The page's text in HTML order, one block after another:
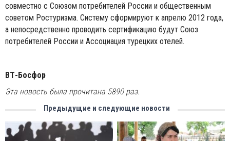
совместно с Союзом потребителей России и общественным
советом Ростуризма. Систему сформируют к апрелю 2012 года,
а непосредственно проводить сертификацию будут Союз
потребителей России и Ассоциация турецких отелей.
ВТ-Босфор
Эта новость была прочитана 5890 раз.
Предыдущие и следующие новости